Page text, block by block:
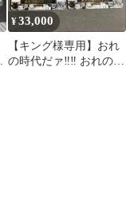
¥33,000
【キング様専用】おれ
の時代だァ‼︎‼︎ おれの時